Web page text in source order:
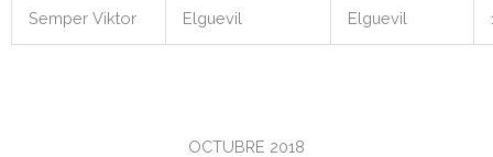
Semper Viktor
Elguevil
Elguevil
OCTUBRE 2018